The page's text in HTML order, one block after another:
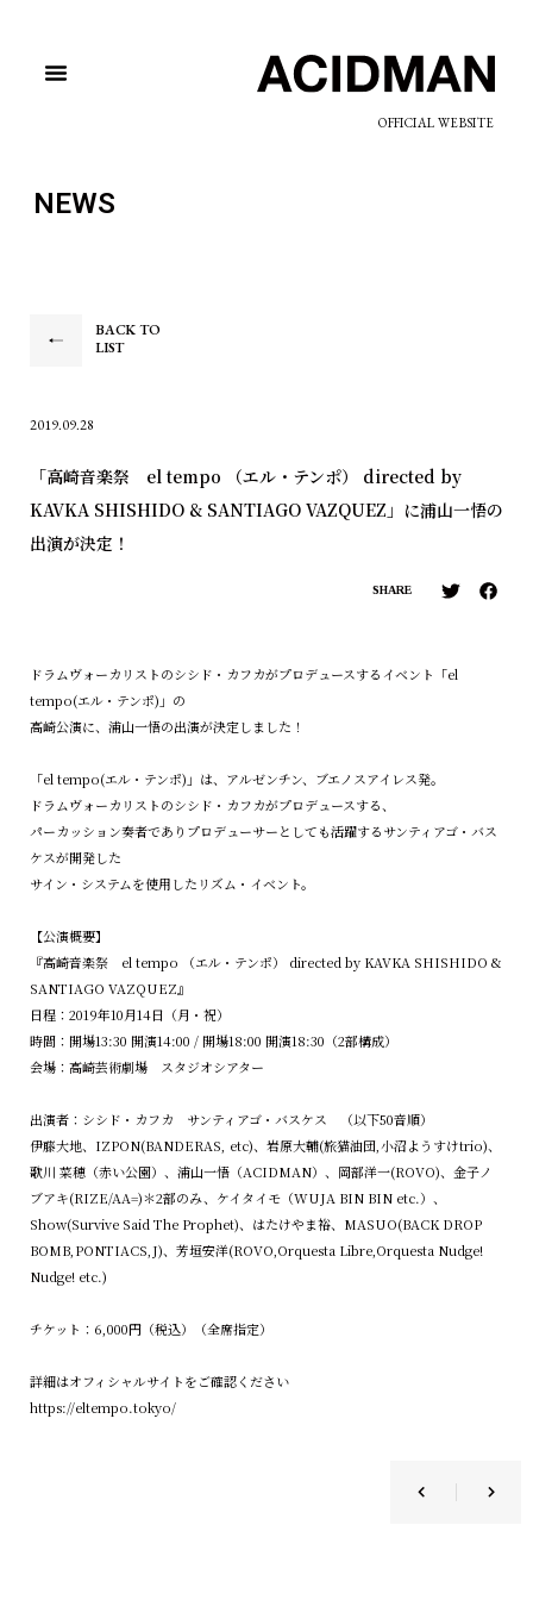
OFFICIAL WEBSITE
NEWS
BACK TO
LIST
2019.09.28
「高崎音楽祭 el tempo （エル・テンポ） directed by
KAVKA SHISHIDO & SANTIAGO VAZQUEZ」に浦山一悟の
出演が決定！
SHARE
ドラムヴォーカリストのシシド・カフカがプロデュースするイベント「el
tempo(エル・テンポ)」の
高崎公演に、浦山一悟の出演が決定しました！
「el tempo(エル・テンポ)」は、アルゼンチン、ブエノスアイレス発。
ドラムヴォーカリストのシシド・カフカがプロデュースする、
パーカッション奏者でありプロデューサーとしても活躍するサンティアゴ・バス
ケスが開発した
サイン・システムを使用したリズム・イベント。
【公演概要】
『高崎音楽祭 el tempo （エル・テンポ） directed by KAVKA SHISHIDO &
SANTIAGO VAZQUEZ』
日程：2019年10月14日（月・祝）
時間：開場13:30 開演14:00 / 開場18:00 開演18:30（2部構成）
会場：高崎芸術劇場 スタジオシアター
出演者：シシド・カフカ サンティアゴ・バスケス （以下50音順）
伊藤大地、IZPON(BANDERAS, etc)、岩原大輔(旅猫油団,小沼ようすけtrio)、
歌川 菜穂（赤い公園）、浦山一悟（ACIDMAN）、岡部洋一(ROVO)、金子ノ
ブアキ(RIZE/AA=)＊2部のみ、ケイタイモ（WUJA BIN BIN etc.）、
Show(Survive Said The Prophet)、はたけやま裕、MASUO(BACK DROP
BOMB,PONTIACS,J)、芳垣安洋(ROVO,Orquesta Libre,Orquesta Nudge!
Nudge! etc.)
チケット：6,000円（税込）（全席指定）
詳細はオフィシャルサイトをご確認ください
https://eltempo.tokyo/